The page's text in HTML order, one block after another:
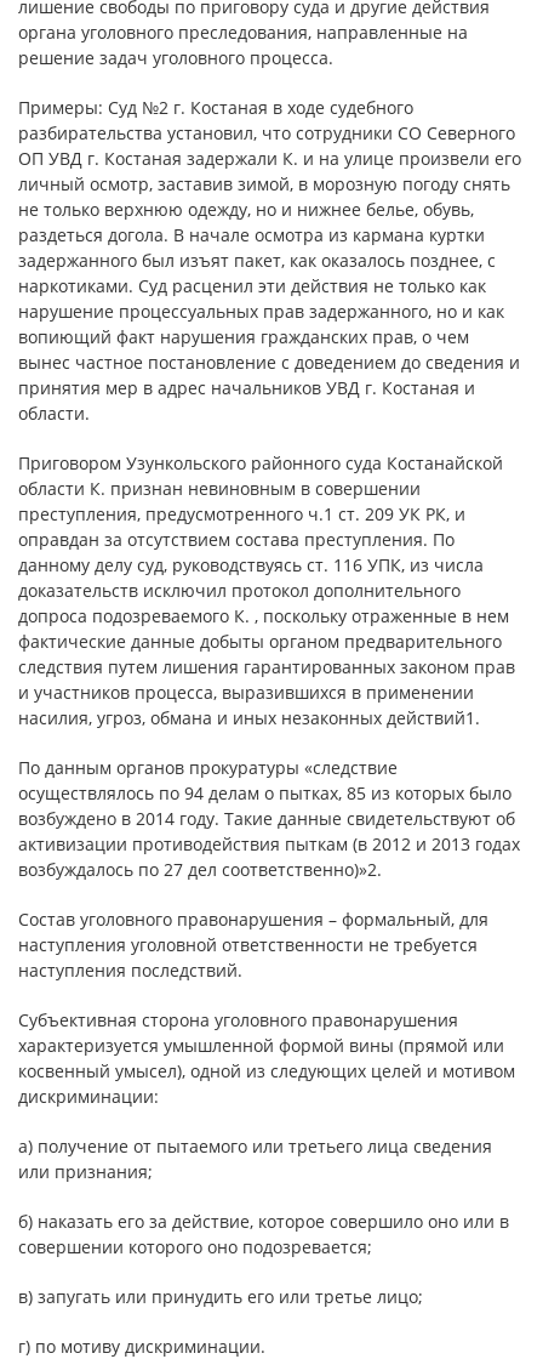
лишение свободы по приговору суда и другие действия
органа уголовного преследования, направленные на
решение задач уголовного процесса.
Примеры: Суд №2 г. Костаная в ходе судебного
разбирательства установил, что сотрудники СО Северного
ОП УВД г. Костаная задержали К. и на улице произвели его
личный осмотр, заставив зимой, в морозную погоду снять
не только верхнюю одежду, но и нижнее белье, обувь,
раздеться догола. В начале осмотра из кармана куртки
задержанного был изъят пакет, как оказалось позднее, с
наркотиками. Суд расценил эти действия не только как
нарушение процессуальных прав задержанного, но и как
вопиющий факт нарушения гражданских прав, о чем
вынес частное постановление с доведением до сведения и
принятия мер в адрес начальников УВД г. Костаная и
области.
Приговором Узункольского районного суда Костанайской
области К. признан невиновным в совершении
преступления, предусмотренного ч.1 ст. 209 УК РК, и
оправдан за отсутствием состава преступления. По
данному делу суд, руководствуясь ст. 116 УПК, из числа
доказательств исключил протокол дополнительного
допроса подозреваемого К. , поскольку отраженные в нем
фактические данные добыты органом предварительного
следствия путем лишения гарантированных законом прав
и участников процесса, выразившихся в применении
насилия, угроз, обмана и иных незаконных действий1.
По данным органов прокуратуры «следствие
осуществлялось по 94 делам о пытках, 85 из которых было
возбуждено в 2014 году. Такие данные свидетельствуют об
активизации противодействия пыткам (в 2012 и 2013 годах
возбуждалось по 27 дел соответственно)»2.
Состав уголовного правонарушения – формальный, для
наступления уголовной ответственности не требуется
наступления последствий.
Субъективная сторона уголовного правонарушения
характеризуется умышленной формой вины (прямой или
косвенный умысел), одной из следующих целей и мотивом
дискриминации:
а) получение от пытаемого или третьего лица сведения
или признания;
б) наказать его за действие, которое совершило оно или в
совершении которого оно подозревается;
в) запугать или принудить его или третье лицо;
г) по мотиву дискриминации.